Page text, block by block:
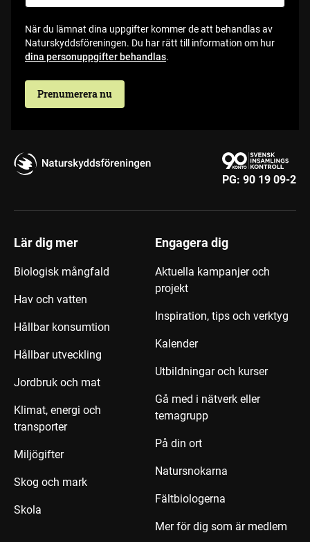
När du lämnat dina uppgifter kommer de att behandlas av
Naturskyddsföreningen. Du har rätt till information om hur
dina personuppgifter behandlas.
Prenumerera nu
PG: 90 19 09-2
Lär dig mer
Biologisk mångfald
Hav och vatten
Hållbar konsumtion
Hållbar utveckling
Jordbruk och mat
Klimat, energi och
transporter
Miljögifter
Skog och mark
Skola
Engagera dig
Aktuella kampanjer och
projekt
Inspiration, tips och verktyg
Kalender
Utbildningar och kurser
Gå med i nätverk eller
temagrupp
På din ort
Natursnokarna
Fältbiologerna
Mer för dig som är medlem